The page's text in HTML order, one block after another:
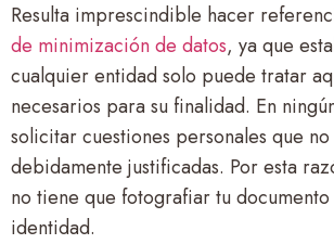
Resulta imprescindible hacer
de minimización de datos, ya que
cualquier entidad solo puede tratar
necesarios para su finalidad. En
solicitar cuestiones personales que
debidamente justificadas. Por esta
no tiene que fotografiar tu
identidad.